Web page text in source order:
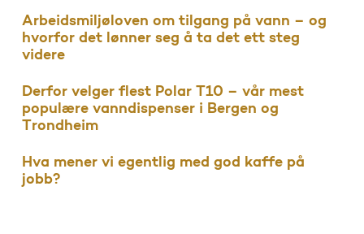
Arbeidsmiljøloven om tilgang på vann – og
hvorfor det lønner seg å ta det ett steg
videre
Derfor velger flest Polar T10 – vår mest
populære vanndispenser i Bergen og
Trondheim
Hva mener vi egentlig med god kaffe på
jobb?